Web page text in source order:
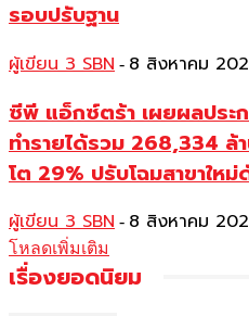
รอบปรับฐาน
ผู้เขียน 3 SBN - 8 สิงหาคม
ซีพี แอ็กซ์ตร้า เผยผลประ
ทำรายได้รวม 268,334 ล้
โต 29% ปรับโฉมสาขาให
ผู้เขียน 3 SBN - 8 สิงหาคม
โหลดเพิ่มเติม
เรื่องยอดนิยม